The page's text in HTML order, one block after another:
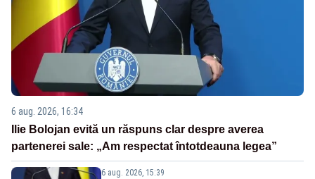
6 aug. 2026, 16:34
Ilie Bolojan evită un răspuns clar despre averea
partenerei sale: „Am respectat întotdeauna legea”
6 aug. 2026, 15:39